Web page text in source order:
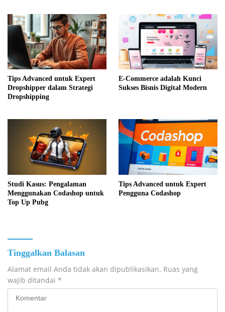
Tips Advanced untuk Expert
Dropshipper dalam Strategi
Dropshipping
E-Commerce adalah Kunci
Sukses Bisnis Digital Modern
Studi Kasus: Pengalaman
Menggunakan Codashop untuk
Top Up Pubg
Tips Advanced untuk Expert
Pengguna Codashop
Tinggalkan Balasan
Alamat email Anda tidak akan dipublikasikan. Ruas yang
wajib ditandai *